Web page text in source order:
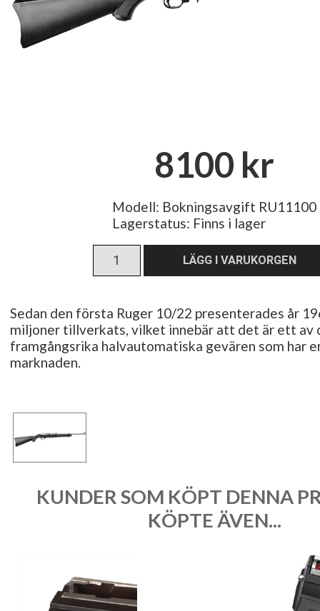
8100 kr
Modell: Bokningsavgift RU11100
Lagerstatus: Finns i lager
Sedan den första Ruger 10/22 presenterades år
miljoner tillverkats, vilket innebär att det är ett av
framgångsrika halvautomatiska gevären som har
marknaden.
KUNDER SOM KÖPT DENNA
KÖPTE ÄVEN...